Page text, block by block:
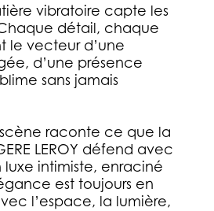
vibratoire capte les
détail, chaque
le vecteur d’une
d’une présence
sans jamais
raconte ce que la
LEROY défend avec
intimiste, enraciné
est toujours en
l’espace, la lumière,